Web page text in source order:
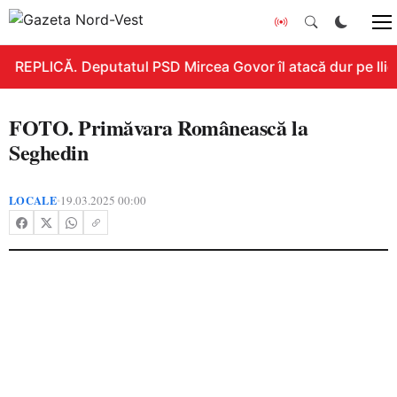
REPLICĂ. Deputatul PSD Mircea Govor îl atacă dur pe
FOTO. Primăvara Românească la
Seghedin
LOCALE•19.03.2025 00:00